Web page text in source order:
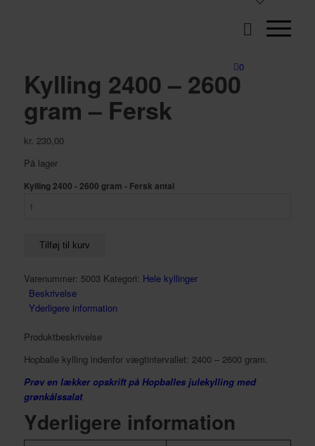
0
Kylling 2400 – 2600
gram – Fersk
kr. 230,00
På lager
Kylling 2400 - 2600 gram - Fersk antal
Tilføj til kurv
Varenummer: 5003 Kategori: Hele kyllinger
Beskrivelse
Yderligere information
Produktbeskrivelse
Hopballe kylling indenfor vægtintervallet: 2400 – 2600 gram.
Prøv en lækker opskrift på Hopballes julekylling med
grønkålssalat
Yderligere information